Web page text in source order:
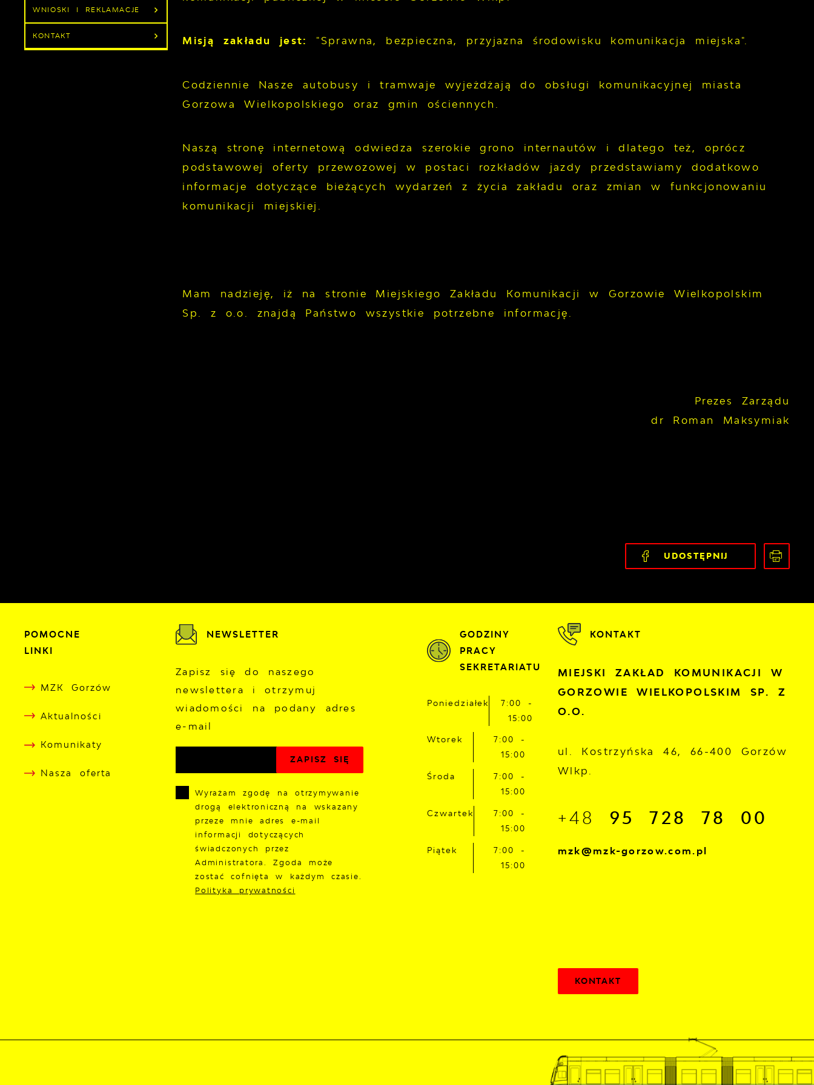
WNIOSKI I REKLAMACJE
KONTAKT Misją zakładu jest: "Sprawna, bezpieczna, przyjazna środowisku komunikacja miejska".
Codziennie Nasze autobusy i tramwaje wyjeżdżają do obsługi komunikacyjnej miasta
Gorzowa Wielkopolskiego oraz gmin ościennych.
Naszą stronę internetową odwiedza szerokie grono internautów i dlatego też, oprócz
podstawowej oferty przewozowej w postaci rozkładów jazdy przedstawiamy dodatkowo
informacje dotyczące bieżących wydarzeń z życia zakładu oraz zmian w funkcjonowaniu
komunikacji miejskiej.
Mam nadzieję, iż na stronie Miejskiego Zakładu Komunikacji w Gorzowie Wielkopolskim
Sp. z o.o. znajdą Państwo wszystkie potrzebne informację.
Prezes Zarządu
dr Roman Maksymiak
UDOSTĘPNIJ
POMOCNE
LINKI
MZK Gorzów
Aktualności
Komunikaty
Nasza oferta
NEWSLETTER
Zapisz się do naszego
newslettera i otrzymuj
wiadomości na podany adres
e-mail
Wyrażam zgodę na otrzymywanie
drogą elektroniczną na wskazany
przeze mnie adres e-mail
informacji dotyczących
świadczonych przez
Administratora. Zgoda może
zostać cofnięta w każdym czasie.
Polityka prywatności
GODZINY
PRACY
SEKRETARIATU
Poniedziałek
7:00 -
15:00
Wtorek
7:00 -
15:00
Środa
7:00 -
15:00
Czwartek
7:00 -
15:00
Piątek
7:00 -
15:00
KONTAKT
MIEJSKI ZAKŁAD KOMUNIKACJI W
GORZOWIE WIELKOPOLSKIM SP. Z
O.O.
ul. Kostrzyńska 46, 66-400 Gorzów
Wlkp.
+48 95 728 78 00
mzk@mzk-gorzow.com.pl
KONTAKT